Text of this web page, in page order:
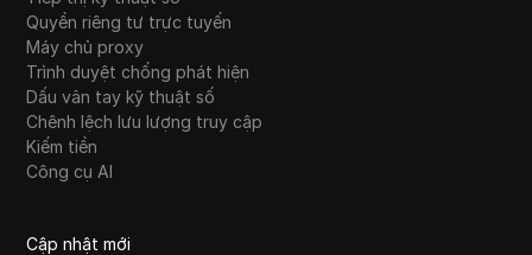
Quyền riêng tư trực tuyến
Máy chủ proxy
Trình duyệt chống phát hiện
Dấu vân tay kỹ thuật số
Chênh lệch lưu lượng truy cập
Kiếm tiền
Công cụ AI
Cập nhật mới